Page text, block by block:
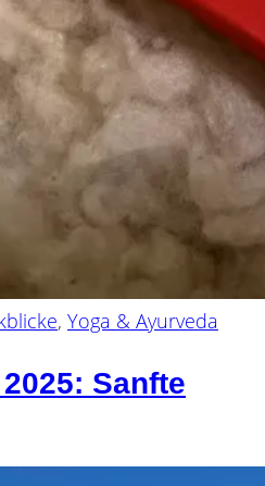
, Yoga & Ayurveda
Sanfte